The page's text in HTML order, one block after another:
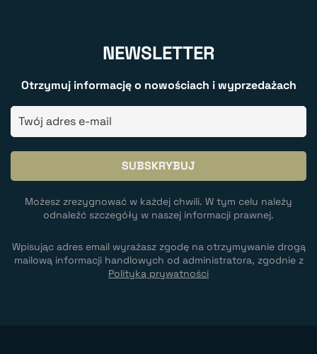
NEWSLETTER
Otrzymuj informację o nowościach i wyprzedażach
Możesz zrezygnować w każdej chwili. W tym celu należy
odnaleźć szczegóły w naszej informacji prawnej.
Wpisując adres email wyrażasz zgodę na otrzymywanie drogą
mailową informacji handlowych od administratora, zgodnie z
Polityką prywatności